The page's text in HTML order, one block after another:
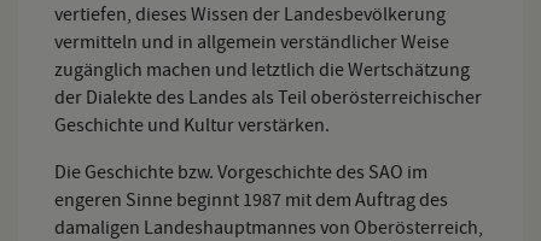
vertiefen, dieses Wissen der Landesbevölkerung
vermitteln und in allgemein verständlicher Weise
zugänglich machen und letztlich die Wertschätzung
der Dialekte des Landes als Teil oberösterreichischer
Geschichte und Kultur verstärken.
Die Geschichte bzw. Vorgeschichte des SAO im
engeren Sinne beginnt 1987 mit dem Auftrag des
damaligen Landeshauptmannes von Oberösterreich,